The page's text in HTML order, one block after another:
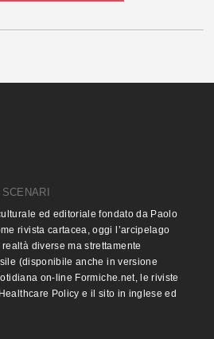
ed editoriale fondato da Paolo
rivista cartacea, oggi l’arcipelago
diverse ma strettamente
(disponibile anche in versione
on-line Formiche.net, le riviste
Policy e il sito in inglese ed